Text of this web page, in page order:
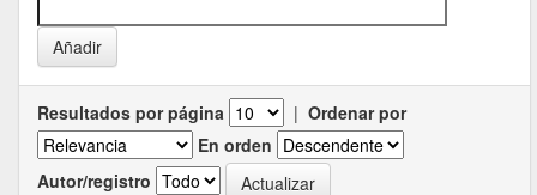
Resultados por página | Ordenar por
En orden
Autor/registro